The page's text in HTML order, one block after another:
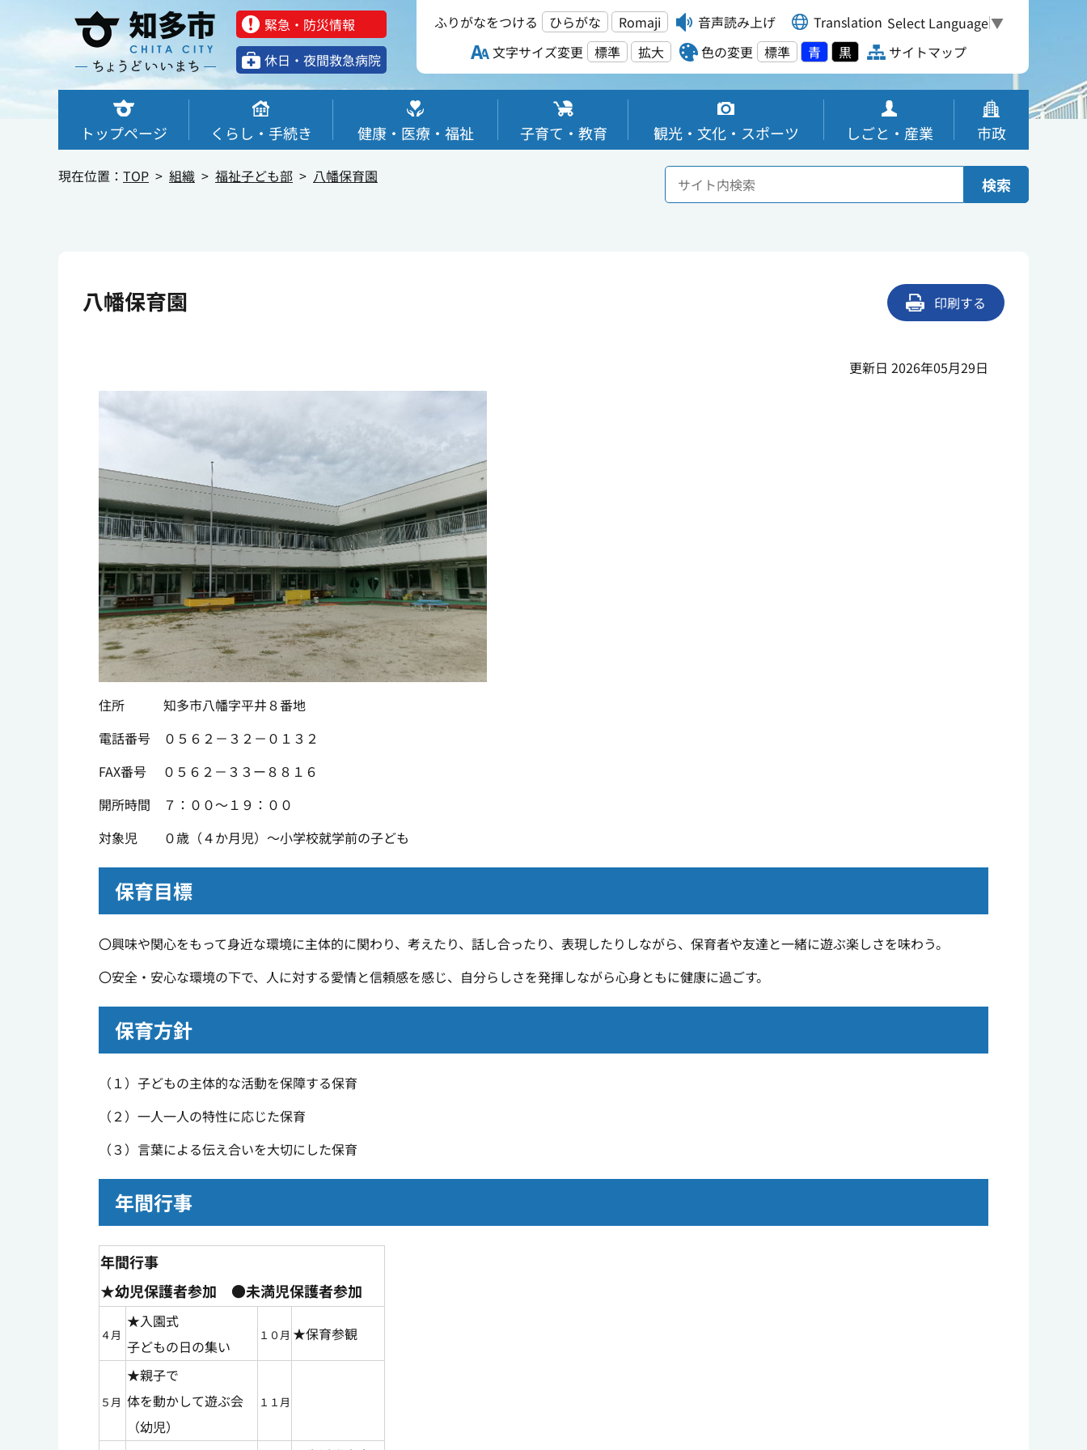
緊急・防災情報
休⽇・夜間救急病院
ふりがなをつける ひらがな Romaji 音声読み上げ Translation Select Language▼
文字サイズ変更
標準 拡大 色の変更 標準 青 黒 サイトマップ
トップページ くらし・手続き 健康・医療・福祉 子育て・教育 観光・文化・スポーツ しごと・産業 市政
現在位置： TOP 組織 福祉子ども部 八幡保育園 検索
八幡保育園 印刷する
更新日 2026年05月29日
住所 知多市八幡字平井８番地
電話番号 ０５６２－３２－０１３２
FAX番号 ０５６２－３３ー８８１６
開所時間 ７：００～１９：００
対象児 ０歳（４か月児）～小学校就学前の子ども
保育目標
〇興味や関心をもって身近な環境に主体的に関わり、考えたり、話し合ったり、表現したりしながら、保育者や友達と一緒に遊ぶ楽しさを味わう。
〇安全・安心な環境の下で、人に対する愛情と信頼感を感じ、自分らしさを発揮しながら心身ともに健康に過ごす。
保育方針
（１）子どもの主体的な活動を保障する保育
（２）一人一人の特性に応じた保育
（３）言葉による伝え合いを大切にした保育
年間行事
年間行事
★幼児保護者参加 ●未満児保護者参加
４月
★入園式
子どもの日の集い
１０月 ★保育参観
５月
★親子で
体を動かして遊ぶ会
（幼児）
１１月